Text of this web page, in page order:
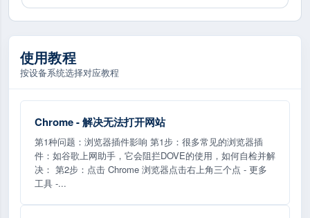
使用教程
按设备系统选择对应教程
Chrome - 解决无法打开网站
第1种问题：浏览器插件影响 第1步：很多常见的浏览器插
件：如谷歌上网助手，它会阻拦DOVE的使用，如何自检并解
决： 第2步：点击 Chrome 浏览器点击右上角三个点 - 更多
工具 -...